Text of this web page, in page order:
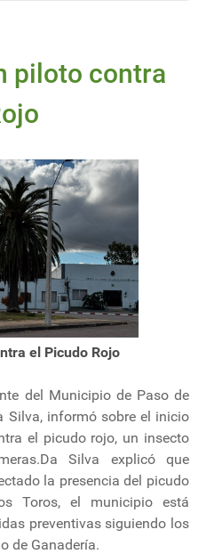
piloto contra
el Picudo Rojo
del Municipio de Paso de
Silva, informó sobre el inicio
el picudo rojo, un insecto
Silva explicó que
la presencia del picudo
Toros, el municipio está
preventivas siguiendo los
de Ganadería.